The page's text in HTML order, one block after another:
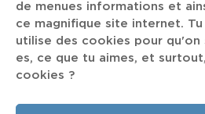
de menues informations et
ce magnifique site internet.
utilise des cookies pour qu'on
es, ce que tu aimes, et
cookies ?
Pat St Rem
Mrs Piss